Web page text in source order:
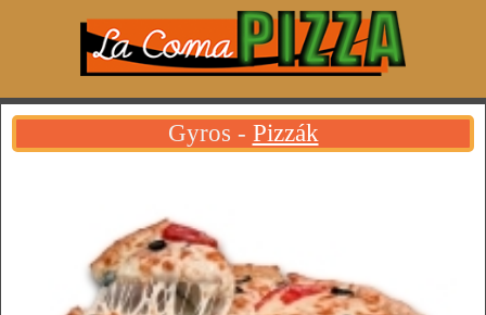
Gyros - Pizzák